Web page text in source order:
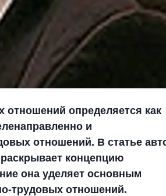
определяется как
и
отношений. В статье
раскрывает концепцию
она уделяет основным
трудовых отношений.